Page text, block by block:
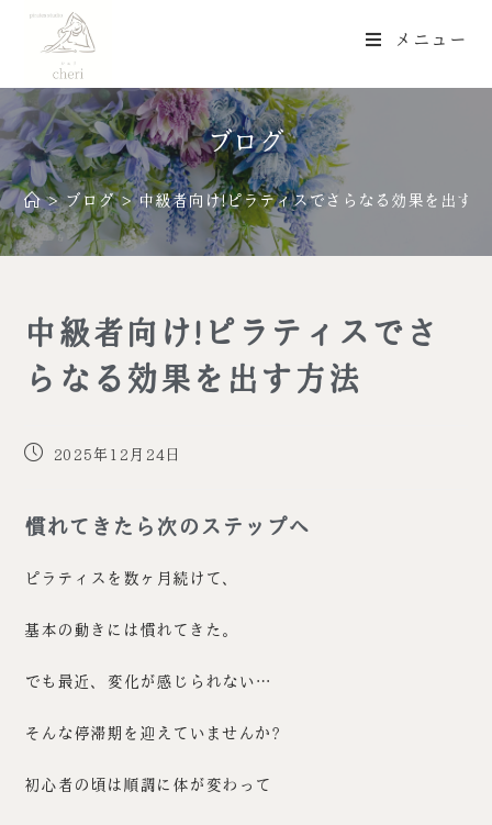
メニュー
ブログ
> ブログ > 中級者向け!ピラティスでさらなる効果を出す
中級者向け!ピラティスでさ
らなる効果を出す方法
2025年12月24日
慣れてきたら次のステップへ
ピラティスを数ヶ月続けて、
基本の動きには慣れてきた。
でも最近、変化が感じられない…
そんな停滞期を迎えていませんか?
初心者の頃は順調に体が変わって